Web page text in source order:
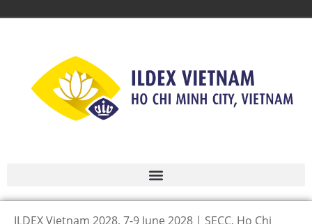
ILDEX Vietnam 2028, 7-9 June 2028 | SECC, Ho Chi